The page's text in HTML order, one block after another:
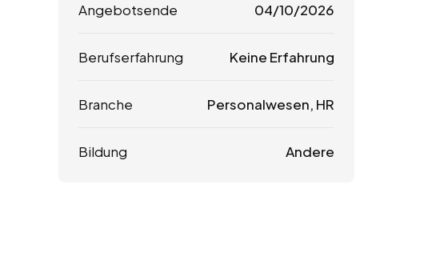
Angebotsende 04/10/2026
Berufserfahrung Keine Erfahrung
Branche Personalwesen, HR
Bildung Andere